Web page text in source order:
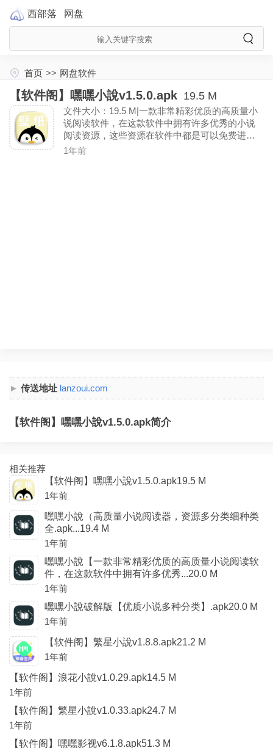
西部落 网盘
首页 >> 网盘软件
【软件阁】嘿嘿小說v1.5.0.apk 19.5 M
文件大小：19.5 M|一款非常精彩优质的高质量小
说阅读软件，在这款软件中拥有许多优秀的小说
阅读资源，这些资源在软件中都是可以免费进行
阅读查看，这里的小说分类也是非常的详细，各
1年前
传送地址 lanzoui.com
【软件阁】嘿嘿小說v1.5.0.apk简介
相关推荐
【软件阁】嘿嘿小說v1.5.0.apk19.5 M
1年前
嘿嘿小說（高质量小说阅读器，资源多分类细种类
全.apk...19.4 M
1年前
嘿嘿小說【一款非常精彩优质的高质量小说阅读软
件，在这款软件中拥有许多优秀...20.0 M
1年前
嘿嘿小說破解版【优质小说多种分类】.apk20.0 M
1年前
【软件阁】繁星小說v1.8.8.apk21.2 M
1年前
【软件阁】浪花小說v1.0.29.apk14.5 M
1年前
【软件阁】繁星小說v1.0.33.apk24.7 M
1年前
【软件阁】嘿嘿影视v6.1.8.apk51.3 M